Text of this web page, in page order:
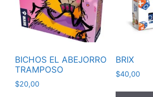
BICHOS EL ABEJORRO
TRAMPOSO
$20,00
BRIX
$40,00